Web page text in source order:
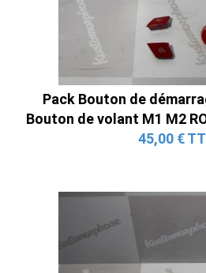
Pack Bouton de
Bouton de volant M1 M2
45,00 €